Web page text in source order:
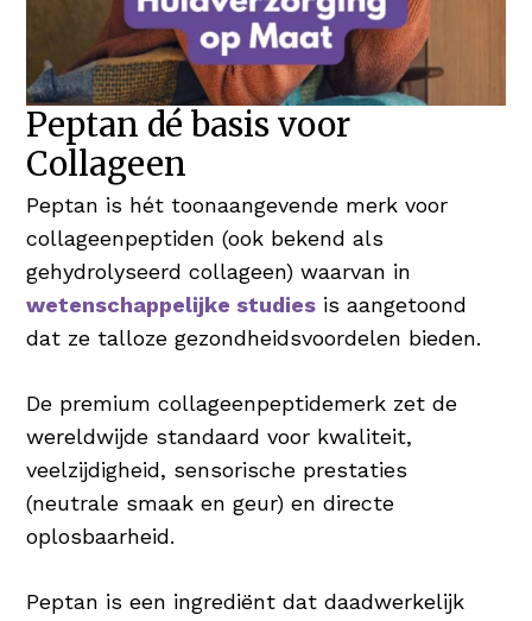
Peptan dé basis voor
Collageen
Peptan is hét toonaangevende merk voor
collageenpeptiden (ook bekend als
gehydrolyseerd collageen) waarvan in
wetenschappelijke studies is aangetoond
dat ze talloze gezondheidsvoordelen bieden.
De premium collageenpeptidemerk zet de
wereldwijde standaard voor kwaliteit,
veelzijdigheid, sensorische prestaties
(neutrale smaak en geur) en directe
oplosbaarheid.
Peptan is een ingrediënt dat daadwerkelijk